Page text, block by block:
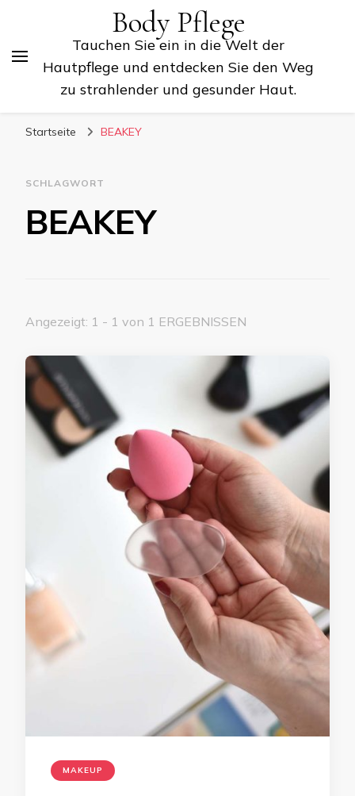
Body Pflege
Tauchen Sie ein in die Welt der
Hautpflege und entdecken Sie den Weg
zu strahlender und gesunder Haut.
Startseite BEAKEY
SCHLAGWORT
BEAKEY
Angezeigt: 1 - 1 von 1 ERGEBNISSEN
MAKEUP